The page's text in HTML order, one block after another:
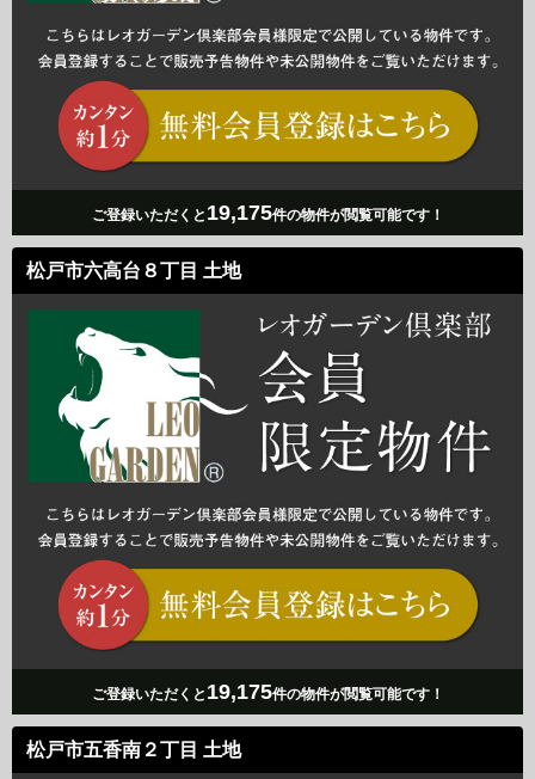
ご登録いただくと 19,175件の物件が閲覧可能です！
松戸市六高台８丁目 土地
ご登録いただくと 19,175件の物件が閲覧可能です！
松戸市五香南２丁目 土地